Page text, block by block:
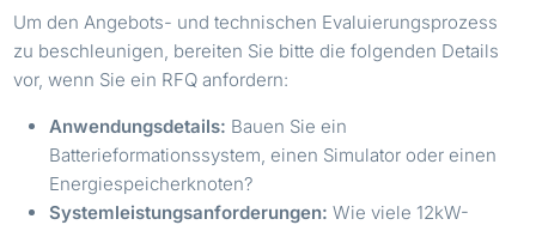
Um den Angebots- und technischen Evaluierungsprozess
zu beschleunigen, bereiten Sie bitte die folgenden Details
vor, wenn Sie ein RFQ anfordern:
Anwendungsdetails: Bauen Sie ein
Batterieformationssystem, einen Simulator oder einen
Energiespeicherknoten?
Systemleistungsanforderungen: Wie viele 12kW-